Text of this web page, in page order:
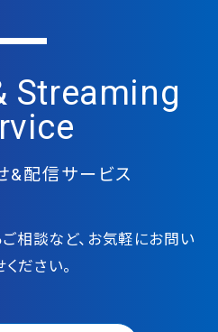
Streaming
&配信サービス
相談など、お気軽にお問い
ださい。